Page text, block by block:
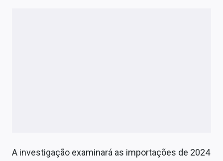
A investigação examinará as importações de 2024